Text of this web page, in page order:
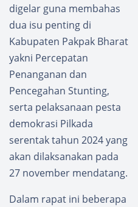
digelar guna membahas
dua isu penting di
Kabupaten Pakpak Bharat
yakni Percepatan
Penanganan dan
Pencegahan Stunting,
serta pelaksanaan pesta
demokrasi Pilkada
serentak tahun 2024 yang
akan dilaksanakan pada
27 november mendatang.
Dalam rapat ini beberapa